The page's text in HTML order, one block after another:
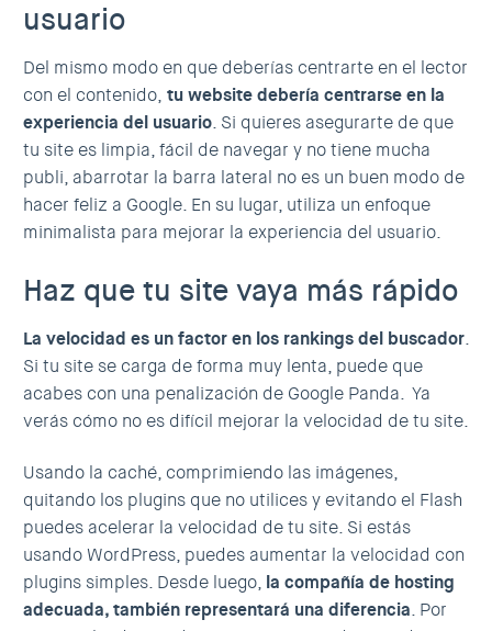
usuario
Del mismo modo en que deberías centrarte en el lector
con el contenido, tu website debería centrarse en la
experiencia del usuario. Si quieres asegurarte de que
tu site es limpia, fácil de navegar y no tiene mucha
publi, abarrotar la barra lateral no es un buen modo de
hacer feliz a Google. En su lugar, utiliza un enfoque
minimalista para mejorar la experiencia del usuario.
Haz que tu site vaya más rápido
La velocidad es un factor en los rankings del buscador.
Si tu site se carga de forma muy lenta, puede que
acabes con una penalización de Google Panda. Ya
verás cómo no es difícil mejorar la velocidad de tu site.
Usando la caché, comprimiendo las imágenes,
quitando los plugins que no utilices y evitando el Flash
puedes acelerar la velocidad de tu site. Si estás
usando WordPress, puedes aumentar la velocidad con
plugins simples. Desde luego, la compañía de hosting
adecuada, también representará una diferencia. Por